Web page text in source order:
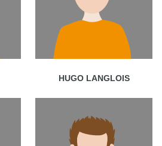
HUGO LANGLOIS